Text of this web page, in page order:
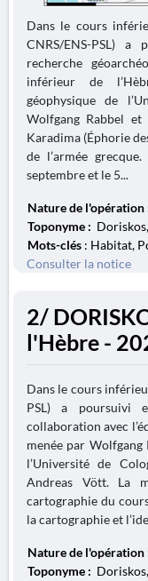
Dans le cours
CNRS/ENS-PSL)
recherche
inférieur de
géophysique de
Wolfgang Rabbel
Karadima (Éphorie
de l’armée
septembre et le 5...
Nature de l'opération
Toponyme :
Mots-clés : Habitat,
Consulter la notice
2/
l'Hèbre -
Dans le cours
PSL) a poursuivi
collaboration avec
menée par Wolfgang
l’Université de
Andreas Vött. La
cartographie du
la cartographie et
Nature de l'opération
Toponyme :